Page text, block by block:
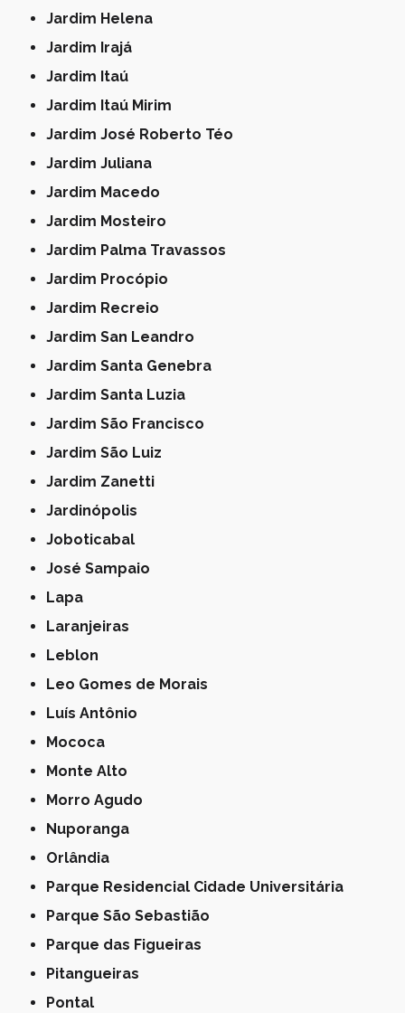
Jardim Helena
Jardim Irajá
Jardim Itaú
Jardim Itaú Mirim
Jardim José Roberto Téo
Jardim Juliana
Jardim Macedo
Jardim Mosteiro
Jardim Palma Travassos
Jardim Procópio
Jardim Recreio
Jardim San Leandro
Jardim Santa Genebra
Jardim Santa Luzia
Jardim São Francisco
Jardim São Luiz
Jardim Zanetti
Jardinópolis
Joboticabal
José Sampaio
Lapa
Laranjeiras
Leblon
Leo Gomes de Morais
Luís Antônio
Mococa
Monte Alto
Morro Agudo
Nuporanga
Orlândia
Parque Residencial Cidade Universitária
Parque São Sebastião
Parque das Figueiras
Pitangueiras
Pontal